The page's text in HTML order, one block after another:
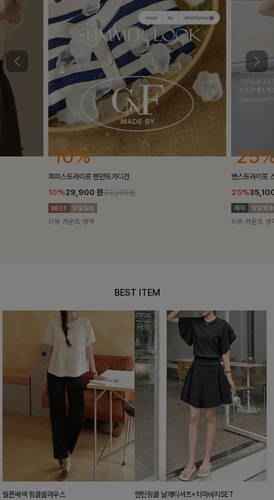
25%
밴스트라이프 스트링원피스
25%35,100 원46,800원
리뷰 카운트 영역
10%
[5천장돌파/
10%
리뷰 카운트 영
BEST ITEM
릴픈배색 링클블라우스 헨틴링클 날개티셔츠+치마바지SET